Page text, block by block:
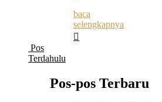
baca
selengkapnya
Pos
Terdahulu
Pos-pos Terbaru